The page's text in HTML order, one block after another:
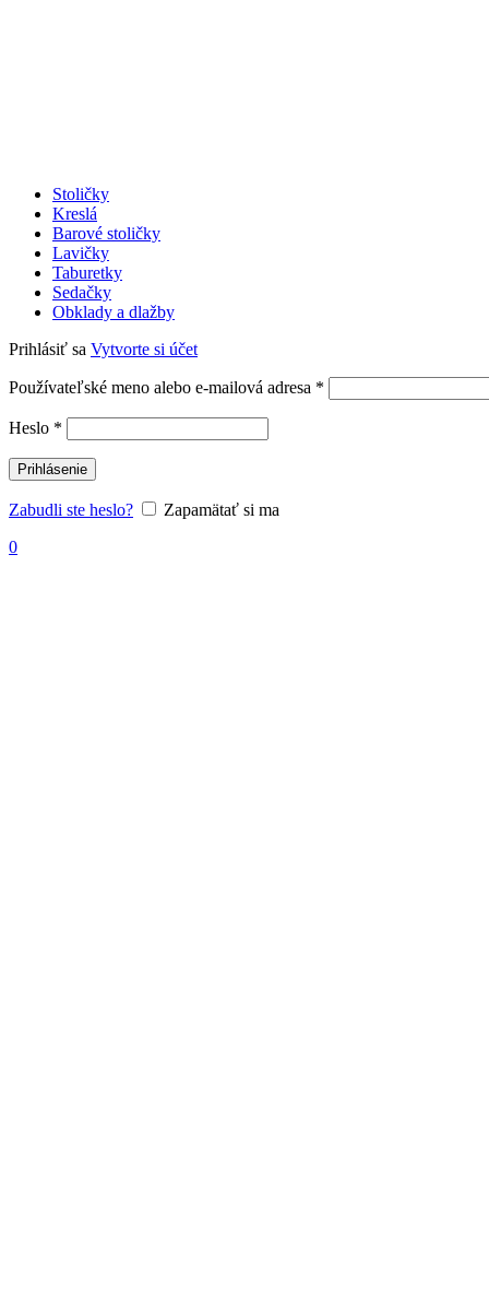
Stoličky
Kreslá
Barové stoličky
Lavičky
Taburetky
Sedačky
Obklady a dlažby
Prihlásiť sa Vytvorte si účet
Používateľské meno alebo e-mailová adresa *
Heslo *
Prihlásenie
Zabudli ste heslo?
Zapamätať si ma
0